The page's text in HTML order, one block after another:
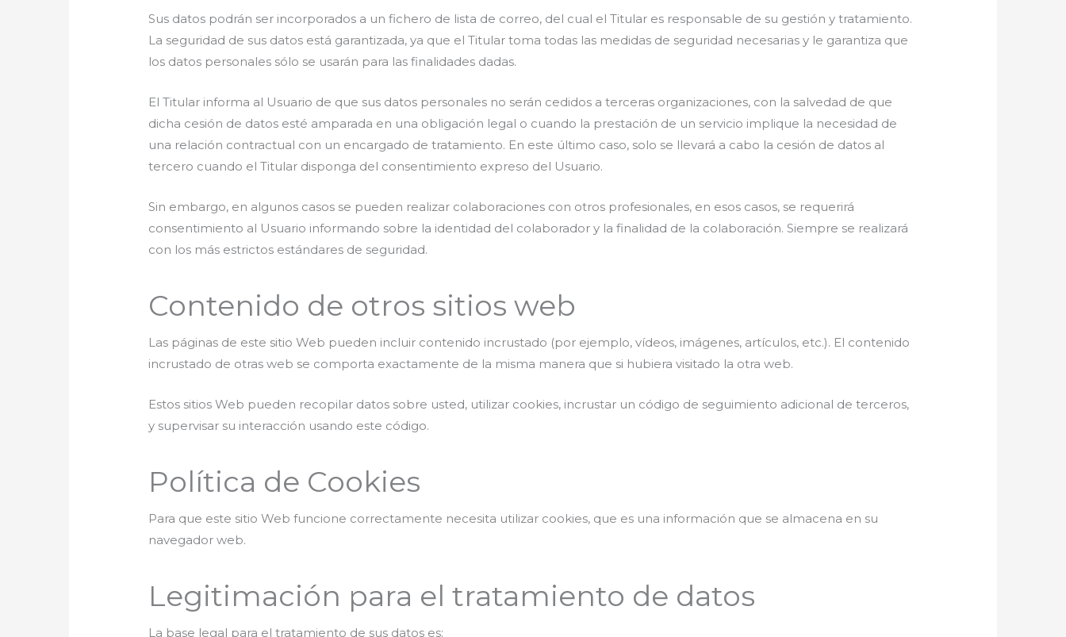
Sus datos podrán ser incorporados a un fichero de lista de correo, del cual el Titular es responsable de su gestión y tratamiento.
La seguridad de sus datos está garantizada, ya que el Titular toma todas las medidas de seguridad necesarias y le garantiza que
los datos personales sólo se usarán para las finalidades dadas.
El Titular informa al Usuario de que sus datos personales no serán cedidos a terceras organizaciones, con la salvedad de que
dicha cesión de datos esté amparada en una obligación legal o cuando la prestación de un servicio implique la necesidad de
una relación contractual con un encargado de tratamiento. En este último caso, solo se llevará a cabo la cesión de datos al
tercero cuando el Titular disponga del consentimiento expreso del Usuario.
Sin embargo, en algunos casos se pueden realizar colaboraciones con otros profesionales, en esos casos, se requerirá
consentimiento al Usuario informando sobre la identidad del colaborador y la finalidad de la colaboración. Siempre se realizará
con los más estrictos estándares de seguridad.
Contenido de otros sitios web
Las páginas de este sitio Web pueden incluir contenido incrustado (por ejemplo, vídeos, imágenes, artículos, etc.). El contenido
incrustado de otras web se comporta exactamente de la misma manera que si hubiera visitado la otra web.
Estos sitios Web pueden recopilar datos sobre usted, utilizar cookies, incrustar un código de seguimiento adicional de terceros,
y supervisar su interacción usando este código.
Política de Cookies
Para que este sitio Web funcione correctamente necesita utilizar cookies, que es una información que se almacena en su
navegador web.
Legitimación para el tratamiento de datos
La base legal para el tratamiento de sus datos es: